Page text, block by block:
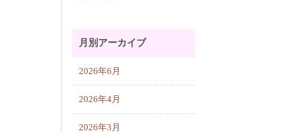
月別アーカイブ
2026年6月
2026年4月
2026年3月